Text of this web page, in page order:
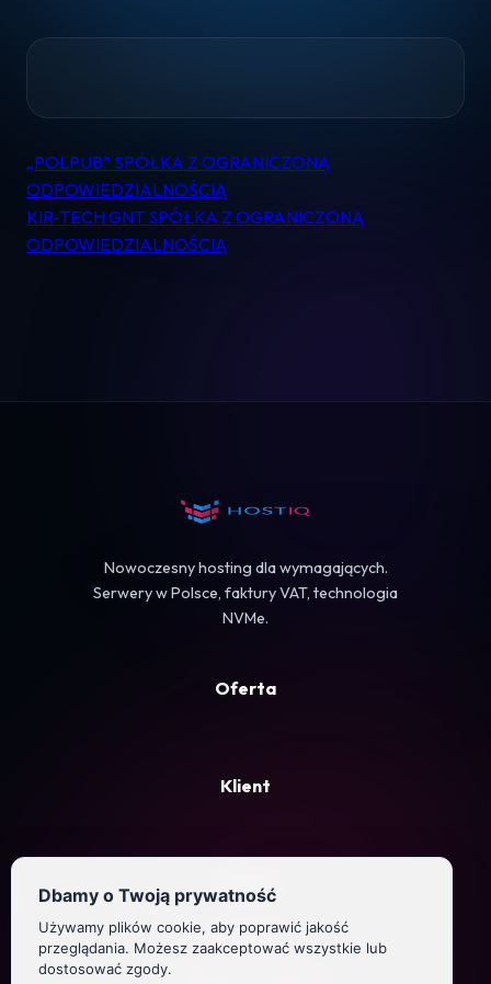
Home
Pomoc
Koszyk
Nawigacja
wpisu
„POLPUB” SPÓŁKA Z OGRANICZONĄ
ODPOWIEDZIALNOŚCIĄ
KIR-TECH GNT SPÓŁKA Z OGRANICZONĄ
ODPOWIEDZIALNOŚCIĄ
Nowoczesny hosting dla wymagających.
Serwery w Polsce, faktury VAT, technologia
NVMe.
Oferta
Klient
Firma
Regulamin
Polityka prywatności
Dbamy o Twoją prywatność
Używamy plików cookie, aby poprawić jakość
przeglądania. Możesz zaakceptować wszystkie lub
dostosować zgody.